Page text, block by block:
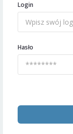
Login
Hasło